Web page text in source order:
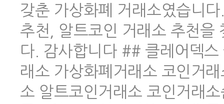
갖춘 가상화폐 거래소였습니
추천, 알트코인 거래소 추천을
다. 감사합니다 ## 클레어덱
래소 가상화폐거래소 코인거
소 알트코인거래소 코인거래